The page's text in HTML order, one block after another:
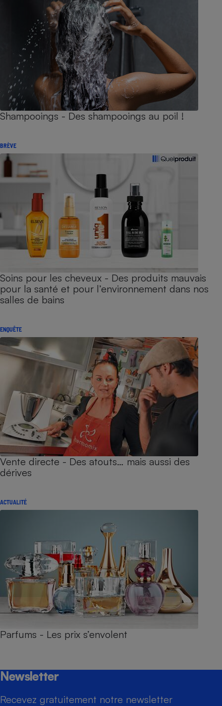
Shampooings - Des shampooings au poil !
BRÈVE
Soins pour les cheveux - Des produits mauvais
pour la santé et pour l’environnement dans nos
salles de bains
ENQUÊTE
Vente directe - Des atouts… mais aussi des
dérives
ACTUALITÉ
Parfums - Les prix s’envolent
Newsletter
Recevez gratuitement notre newsletter